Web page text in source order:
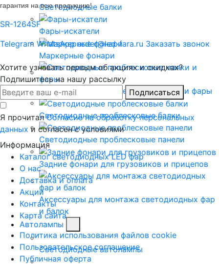
Светодиодные балки
Фары-искатели
Маркерные фонари
Светодиодные проблесковые маяки и фары
Светодиодные проблесковые балки
Светодиодные проблесковые панели
Задние фонари для грузовиков и прицепов
Аксессуары для монтажа светодиодных фар
и балок
Автолампы
Светодиодные автолампы
гарантия на всю продукцию!
SR-1264SF
Telegram WhatsApp order@led-fara.ru Заказать звонок
Хотите узнавать первым об акциях и скидках?
Подпишитесь на нашу рассылку
Подписаться
Я прочиталСогласие на обработку персональных
данных и согласен с условиями
Информация
Каталог светодиодных LED фар
О нас
Доставка и оплата
Акции
Контакты
Карта сайта
Политика использования файлов cookie
Пользовательское соглашение
Публичная оферта